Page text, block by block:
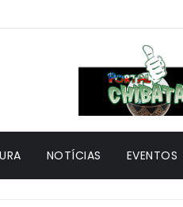
NOTÍCIAS EVENTOS